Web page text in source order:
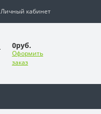
Личный кабинет
0руб.
Оформить
заказ